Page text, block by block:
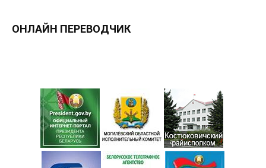
ОНЛАЙН ПЕРЕВОДЧИК